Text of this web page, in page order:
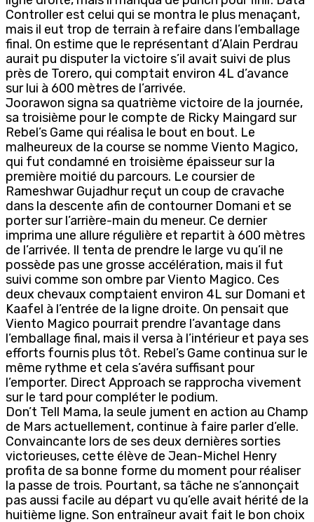
Controller est celui qui se montra le plus menaçant,
mais il eut trop de terrain à refaire dans l’emballage
final. On estime que le représentant d’Alain Perdrau
aurait pu disputer la victoire s’il avait suivi de plus
près de Torero, qui comptait environ 4L d’avance
sur lui à 600 mètres de l’arrivée.
Joorawon signa sa quatrième victoire de la journée,
sa troisième pour le compte de Ricky Maingard sur
Rebel’s Game qui réalisa le bout en bout. Le
malheureux de la course se nomme Viento Magico,
qui fut condamné en troisième épaisseur sur la
première moitié du parcours. Le coursier de
Rameshwar Gujadhur reçut un coup de cravache
dans la descente afin de contourner Domani et se
porter sur l’arrière-main du meneur. Ce dernier
imprima une allure régulière et repartit à 600 mètres
de l’arrivée. Il tenta de prendre le large vu qu’il ne
possède pas une grosse accélération, mais il fut
suivi comme son ombre par Viento Magico. Ces
deux chevaux comptaient environ 4L sur Domani et
Kaafel à l’entrée de la ligne droite. On pensait que
Viento Magico pourrait prendre l’avantage dans
l’emballage final, mais il versa à l’intérieur et paya ses
efforts fournis plus tôt. Rebel’s Game continua sur le
même rythme et cela s’avéra suffisant pour
l’emporter. Direct Approach se rapprocha vivement
sur le tard pour compléter le podium.
Don’t Tell Mama, la seule jument en action au Champ
de Mars actuellement, continue à faire parler d’elle.
Convaincante lors de ses deux dernières sorties
victorieuses, cette élève de Jean-Michel Henry
profita de sa bonne forme du moment pour réaliser
la passe de trois. Pourtant, sa tâche ne s’annonçait
pas aussi facile au départ vu qu’elle avait hérité de la
huitième ligne. Son entraîneur avait fait le bon choix